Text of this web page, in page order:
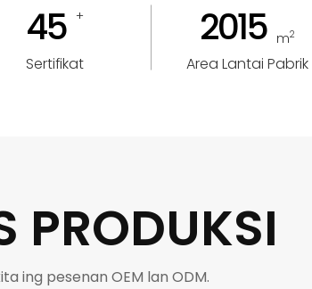
45 +
Sertifikat
2015 m2
Area Lantai Pabrik
PRODUKSI
ing pesenan OEM lan ODM.